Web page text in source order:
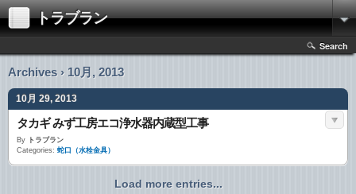
トラブラン
Search
Archives › 10月, 2013
10月 29, 2013
タカギ みず工房エコ浄水器内蔵型工事
By トラブラン
Categories: 蛇口（水栓金具）
Load more entries...